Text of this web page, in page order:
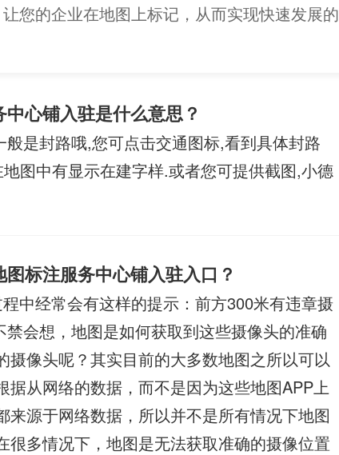
您的企业在地图上标记，从而实现快速发展的
心铺入驻是什么意思？
是封路哦,您可点击交通图标,看到具体封路
图中有显示在建字样.或者您可提供截图,小德
标注服务中心铺入驻入口？
中经常会有这样的提示：前方300米有违章摄
会想，地图是如何获取到这些摄像头的准确
像头呢？其实目前的大多数地图之所以可以
从网络的数据，而不是因为这些地图APP上
源于网络数据，所以并不是所有情况下地图
很多情况下，地图是无法获取准确的摄像位置